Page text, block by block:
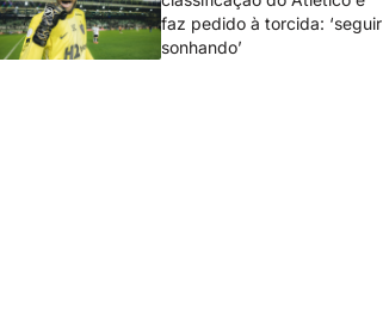
faz pedido à torcida: ‘seguir
sonhando’